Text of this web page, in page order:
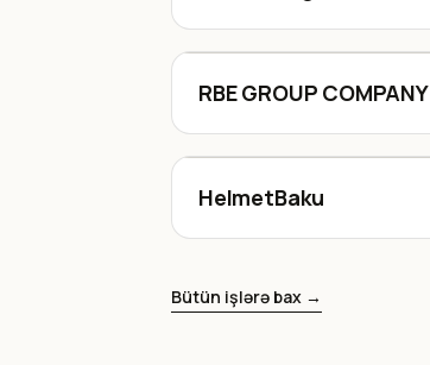
RBE GROUP COMPANY
HelmetBaku
Bütün işlərə bax →